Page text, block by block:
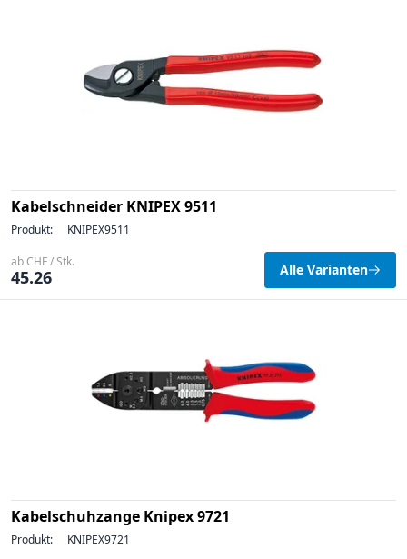
Kabelschneider KNIPEX 9511
Produkt: KNIPEX9511
ab CHF / Stk.
45.26 Alle Varianten
Kabelschuhzange Knipex 9721
Produkt: KNIPEX9721